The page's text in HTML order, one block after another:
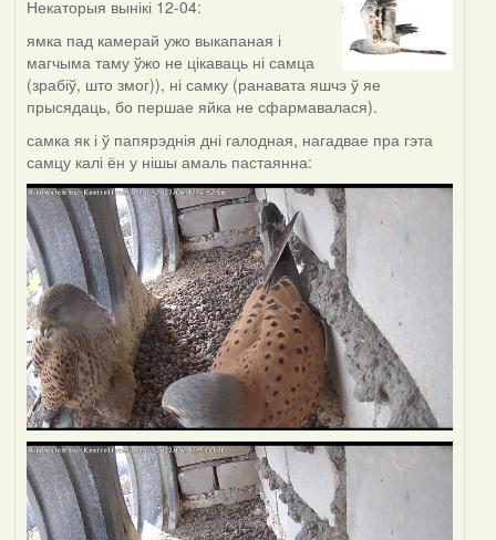
Некаторыя вынікі 12-04:
ямка пад камерай ужо выкапаная і
магчыма таму ўжо не цікаваць ні самца
(зрабіў, што змог)), ні самку (ранавата яшчэ ў яе
прысядаць, бо першае яйка не сфармавалася).
самка як і ў папярэднія дні галодная, нагадвае пра гэта
самцу калі ён у нішы амаль пастаянна: